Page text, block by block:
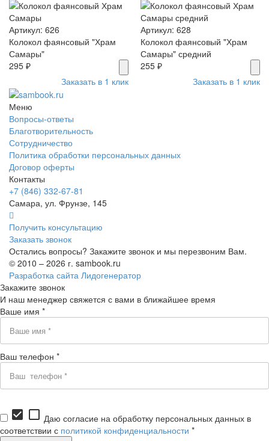
Артикул: 626
Колокол фаянсовый "Храм
Самары"
295 ₽
Заказать в 1 клик
Артикул: 628
Колокол фаянсовый "Храм
Самары" средний
255 ₽
Заказать в 1 клик
Меню
Вопросы-ответы
Благотворительность
Сотрудничество
Политика обработки персональных данных
Договор оферты
Контакты
+7 (846) 332-67-81
Самара, ул. Фрунзе, 145
Получить консультацию
Заказать звонок
Остались вопросы? Закажите звонок и мы перезвоним Вам.
© 2010 – 2026 г. sambook.ru
Разработка сайта Лидогенератор
Закажите звонок
И наш менеджер свяжется с вами в ближайшее время
Ваше имя *
Ваш телефон *
check_box check_box_outline_blank Даю согласие на обработку персональных данных в
соответствии с политикой конфиденциальности *